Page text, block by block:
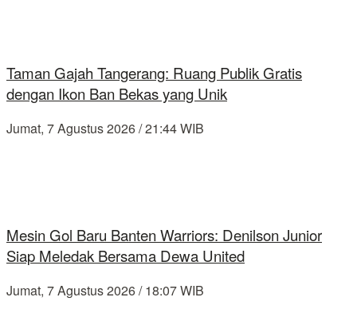
Taman Gajah Tangerang: Ruang Publik Gratis
dengan Ikon Ban Bekas yang Unik
Jumat, 7 Agustus 2026 / 21:44 WIB
Mesin Gol Baru Banten Warriors: Denilson Junior
Siap Meledak Bersama Dewa United
Jumat, 7 Agustus 2026 / 18:07 WIB